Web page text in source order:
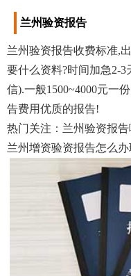
兰州验资报告
兰州验资报告收费标准,
要什么资料?时间加急2-3
信).一般1500~4000元一
告费用优质的报告!
热门关注：兰州验资报
兰州增资验资报告怎么办